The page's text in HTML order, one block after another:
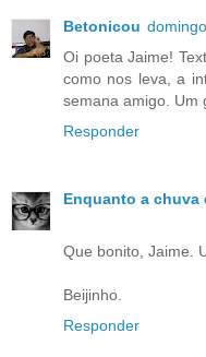
Betonicou
Oi poeta Jaime!
como nos leva, a
semana amigo. Um
Responder
Enquanto a chuva
Que bonito, Jaime.
Beijinho.
Responder